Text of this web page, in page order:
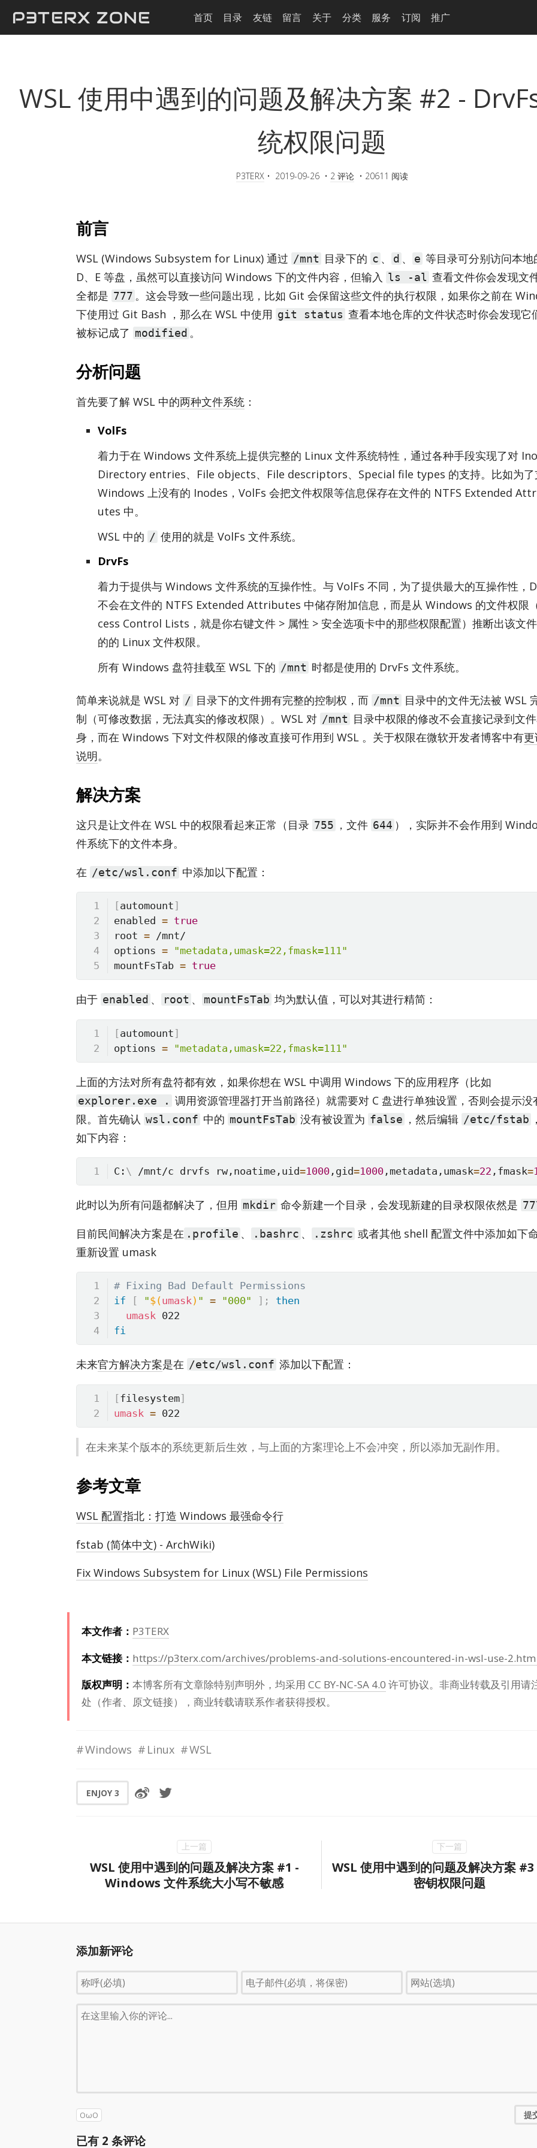
P3TERX ZONE 首页 目录 友链 留言 关于 分类 服务 订阅 推广
WSL 使用中遇到的问题及解决方案 #2 -
统权限问题
P3TERX• 2019-09-26• 2 评论• 20611 阅读
前言
WSL (Win­dows Sub­sys­tem for Linux) 通过 /mnt 目录下的 c 、 d 、 e 等目录可分别访问本地
D、E 等盘，虽然可以直接访问 Win­dows 下的文件内容，但输入 ls -al 查看文件你会发现文
全都是 777 。这会导致一些问题出现，比如 Git 会保留这些文件的执行权限，如果你之前在
下使用过 Git Bash ，那么在 WSL 中使用 git status 查看本地仓库的文件状态时你会发现它
被标记成了 modified 。
分析问题
首先要了解 WSL 中的两种文件系统 ：
VolFs
着力于在 Win­dows 文件系统上提供完整的 Linux 文件系统特性，通过各种手段实现了对
Di­rec­tory en­tries、File ob­jects、File de­scrip­tors、Spe­cial file types 的支持。比如为了
Win­dows 上没有的 In­odes，VolFs 会把文件权限等信息保存在文件的 NTFS Ex­tended
utes 中。
WSL 中的 / 使用的就是 VolFs 文件系统。
DrvFs
着力于提供与 Win­dows 文件系统的互操作性。与 VolFs 不同，为了提供最大的互操作性，
不会在文件的 NTFS Ex­tended At­trib­utes 中储存附加信息，而是从 Win­dows 的文件权限
cess Con­trol Lists，就是你右键文件 > 属性 > 安全选项卡中的那些权限配置）推断出该文
的的 Linux 文件权限。
所有 Win­dows 盘符挂载至 WSL 下的 /mnt 时都是使用的 DrvFs 文件系统。
简单来说就是 WSL 对 / 目录下的文件拥有完整的控制权，而 /mnt 目录中的文件无法被 WSL
制（可修改数据，无法真实的修改权限）。WSL 对 /mnt 目录中权限的修改不会直接记录到文
身，而在 Win­dows 下对文件权限的修改直接可作用到 WSL 。关于权限在微软开发者博客中有
说明。
解决方案
这只是让文件在 WSL 中的权限看起来正常（目录 755 ，文件 644 ），实际并不会作用到
件系统下的文件本身。
在 /etc/wsl.conf 中添加以下配置：
[automount ]
enabled = true
root = /mnt/
options =
"metadata,umask=22,fmask=111"
mountFsTab = true
由于 enabled 、 root 、 mountFsTab 均为默认值，可以对其进行精简：
[automount ]
options = "metadata,umask=22,fmask=111"
上面的方法对所有盘符都有效，如果你想在 WSL 中调用 Win­dows 下的应用程序（比如
explorer.exe . 调用资源管理器打开当前路径）就需要对 C 盘进行单独设置，否则会提示没
限。首先确认 wsl.conf 中的 mountFsTab 没有被设置为 false ，然后编辑 /etc/fstab
如下内容：
C: \ /mnt/c drvfs rw,noatime,uid=1000,gid=1000,metadata,umask=22 ,fmask=
此时以为所有问题都解决了，但用 mkdir 命令新建一个目录，会发现新建的目录权限依然是
目前民间解决方案是在 .profile 、 .bashrc 、 .zshrc 或者其他 shell 配置文件中添加如下
重新设置 umask
# Fixing Bad Default Permissions
if
[ "$(umask) " = "000" ] ;
then
umask
fi
未来官方解决方案是在 /etc/wsl.conf 添加以下配置：
[filesystem]
umask = 022
在未来某个版本的系统更新后生效，与上面的方案理论上不会冲突，所以添加无副作用。
参考文章
WSL 配置指北：打造 Windows 最强命令行
fstab (简体中文) - ArchWiki)
Fix Windows Subsystem for Linux (WSL) File Permissions
本文作者： P3TERX
本文链接： https://p3terx.com/archives/problems-and-solutions-encountered-in-wsl-use-
版权声明： 本博客所有文章除特别声明外，均采用 CC BY-NC-SA 4.0 许可协议。非商业转载及引用请
处（作者、原文链接），商业转载请联系作者获得授权。
Windows Linux WSL
ENJOY3
WSL 使用中遇到的问题及解决方案 #1 -
Windows 文件系统大小写不敏感
WSL 使用中遇到的问题及解决方案 #3
密钥权限问题
添加新评论
OωO 提
已有 2 条评论